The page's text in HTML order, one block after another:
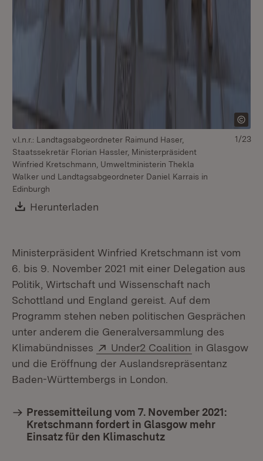
v.l.n.r.: Landtagsabgeordneter Raimund Haser,
Staatssekretär Florian Hassler, Ministerpräsident
Winfried Kretschmann, Umweltministerin Thekla
Walker und Landtagsabgeordneter Daniel Karrais in
Edinburgh
Download:
Herunterladen
1/23
Ministerpräsident Winfried Kretschmann ist vom
6. bis 9. November 2021 mit einer Delegation aus
Politik, Wirtschaft und Wissenschaft nach
Schottland und England gereist. Auf dem
Programm stehen neben politischen Gesprächen
unter anderem die Generalversammlung des
Klimabündnisses
Extern:
Under2 Coalition (Öffnet in
in Glasgow
und die Eröffnung der Auslandsrepräsentanz
Baden-Württembergs in London.
Pressemitteilung vom 7. November 2021:
Kretschmann fordert in Glasgow mehr
Einsatz für den Klimaschutz